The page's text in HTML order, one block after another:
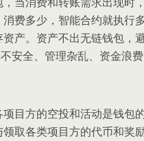
费多少，智能合约就执行
产。资产不出无链钱包，
安全、管理杂乱、资金浪费
目方的空投和活动是钱包的
取各类项目方的代币和奖